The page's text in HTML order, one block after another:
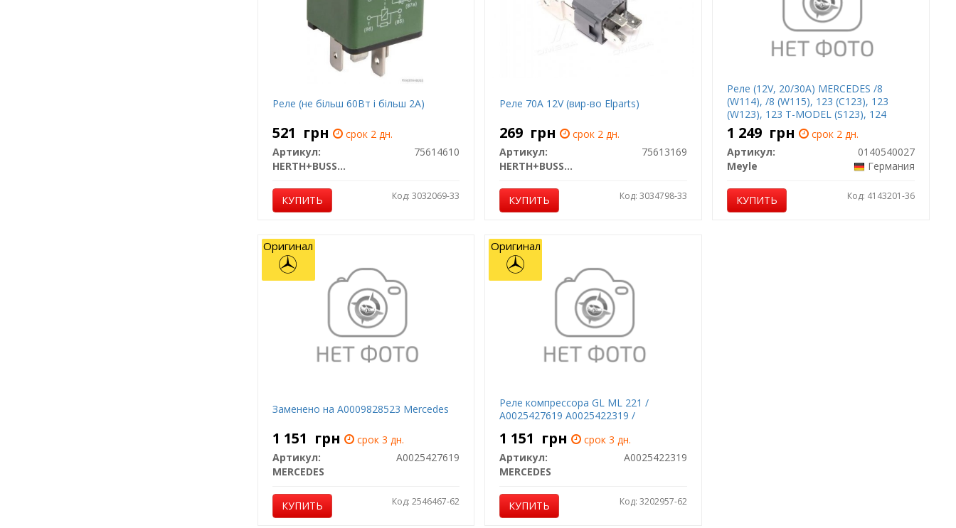
Реле (не більш 60Вт і більш 2А)
521 грн
срок 2 дн.
Артикул:
75614610
HERTH+BUSS JAKOPARTS
КУПИТЬ Код: 3032069-33
Реле 70A 12V (вир-во Elparts)
269 грн
срок 2 дн.
Артикул:
75613169
HERTH+BUSS JAKOPARTS
КУПИТЬ Код: 3034798-33
Реле (12V, 20/30A) MERCEDES /8
(W114), /8 (W115), 123 (C123), 123
(W123), 123 T-MODEL (S123), 124
(A124), 124 (C124), 124 (W124), 124 T-
MODEL (S124), 190 (W201), C (W202)
01.68-12.13
1 249 грн
срок 2 дн.
Артикул:
0140540027
Meyle
Германия
КУПИТЬ Код: 4143201-36
Заменено на A0009828523 Mercedes
1 151 грн
срок 3 дн.
Артикул:
A0025427619
MERCEDES
КУПИТЬ Код: 2546467-62
Оригинал
Реле компрессора GL ML 221 /
A0025427619 A0025422319 /
1 151 грн
срок 3 дн.
Артикул:
A0025422319
MERCEDES
КУПИТЬ Код: 3202957-62
Оригинал